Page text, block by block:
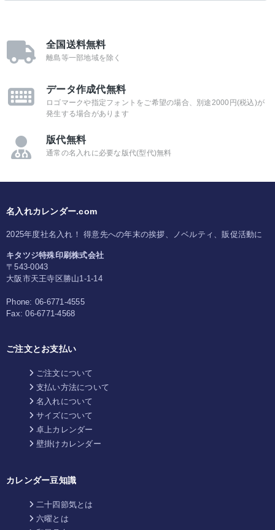
全国送料無料
離島等一部地域を除く
データ作成代無料
ロゴマークや指定フォントをご希望の場合、別途2000円(税込)が
発生する場合があります
版代無料
通常の名入れに必要な版代(型代)無料
名入れカレンダー.com
2025年度社名入れ！ 得意先への年末の挨拶、ノベルティ、販促活動に
キタツジ特殊印刷株式会社
〒543-0043
大阪市天王寺区勝山1-1-14
Phone: 06-6771-4555
Fax: 06-6771-4568
ご注文とお支払い
ご注文について
支払い方法について
名入れについて
サイズについて
卓上カレンダー
壁掛けカレンダー
カレンダー豆知識
二十四節気とは
六曜とは